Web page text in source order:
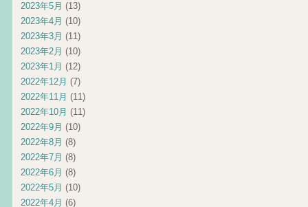
2023年5月 (13)
2023年4月 (10)
2023年3月 (11)
2023年2月 (10)
2023年1月 (12)
2022年12月 (7)
2022年11月 (11)
2022年10月 (11)
2022年9月 (10)
2022年8月 (8)
2022年7月 (8)
2022年6月 (8)
2022年5月 (10)
2022年4月 (6)